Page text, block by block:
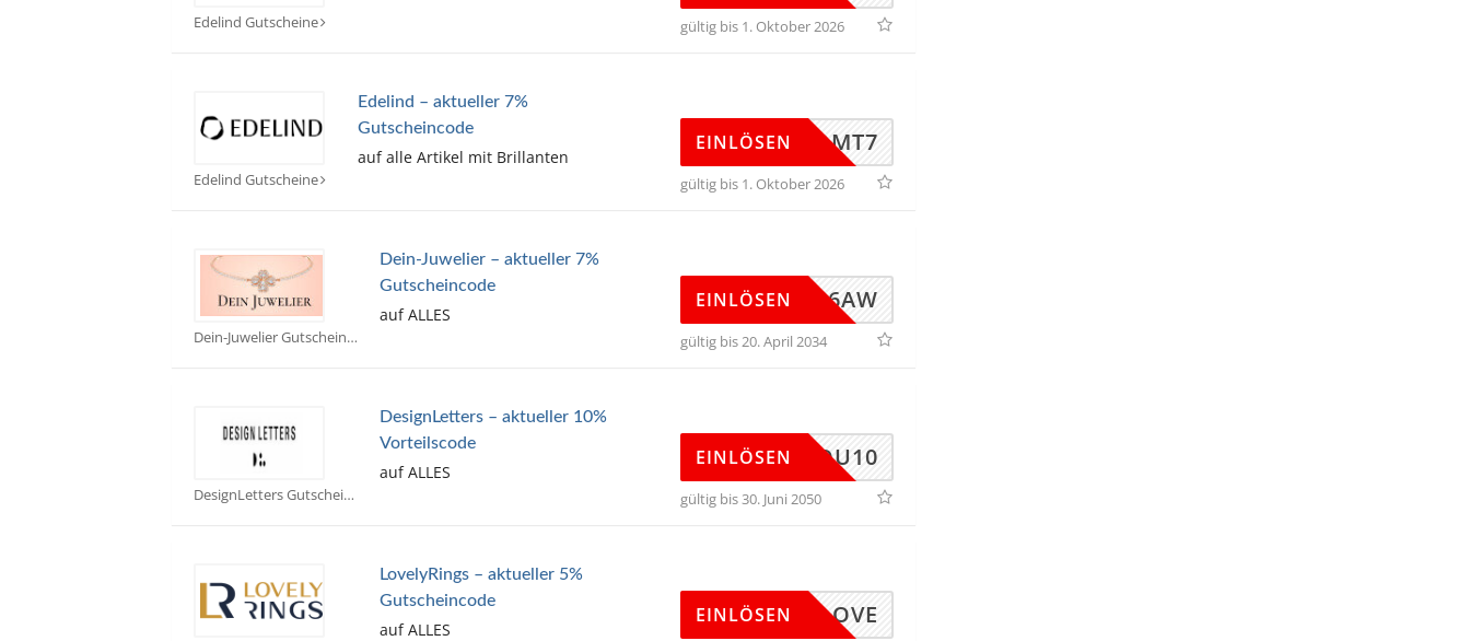
Edelind Gutscheine gültig bis 1. Oktober 2026
Edelind Gutscheine
Edelind – aktueller 7%
Gutscheincode
auf alle Artikel mit Brillanten
DMT7
EINLÖSEN
gültig bis 1. Oktober 2026
Dein-Juwelier Gutscheine
Dein-Juwelier – aktueller 7%
Gutscheincode
auf ALLES
OS26AW
EINLÖSEN
gültig bis 20. April 2034
DesignLetters Gutscheine
DesignLetters – aktueller 10%
Vorteilscode
auf ALLES
ANKYOU10
EINLÖSEN
gültig bis 30. Juni 2050
LovelyRings – aktueller 5%
Gutscheincode
auf ALLES
MYLOVE
EINLÖSEN